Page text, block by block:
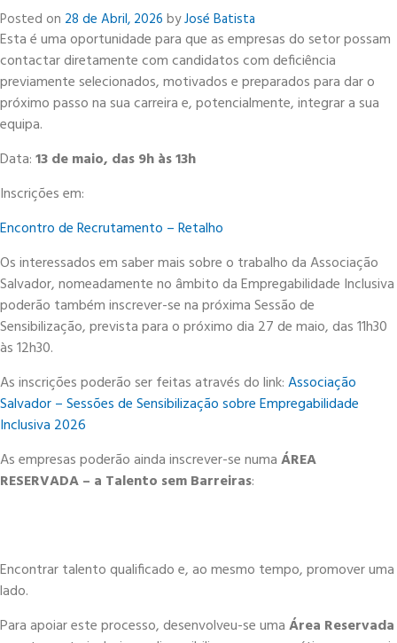
Posted on 28 de Abril, 2026 byJosé Batista
Esta é uma oportunidade para que as empresas do setor possam
contactar diretamente com candidatos com deficiência
previamente selecionados, motivados e preparados para dar o
próximo passo na sua carreira e, potencialmente, integrar a sua
equipa.
Data:13 de maio, das 9h às 13h
Inscrições em:
Encontro de Recrutamento – Retalho
Os interessados em saber mais sobre o trabalho da Associação
Salvador, nomeadamente no âmbito da Empregabilidade Inclusiva
poderão também inscrever-se na próxima Sessão de
Sensibilização, prevista para o próximo dia 27 de maio, das 11h30
às 12h30.
As inscrições poderão ser feitas através do link:Associação
Salvador – Sessões de Sensibilização sobre Empregabilidade
Inclusiva 2026
As empresas poderão ainda inscrever-se numaÁREA
RESERVADA – a Talento sem Barreiras:
Encontrar talento qualificado e, ao mesmo tempo, promover
lado.
Para apoiar este processo, desenvolveu-se umaÁrea